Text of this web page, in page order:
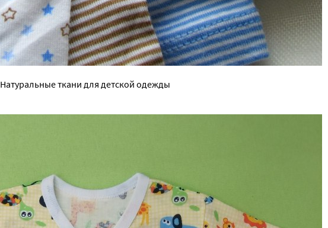
Натуральные ткани для детской одежды